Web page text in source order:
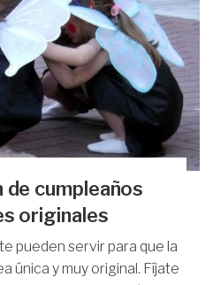
de cumpleaños
originales
pueden servir para que la
única y muy original. Fíjate